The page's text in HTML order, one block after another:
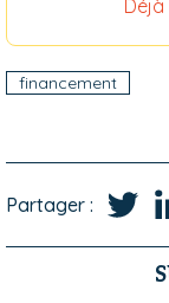
financement
Partager :